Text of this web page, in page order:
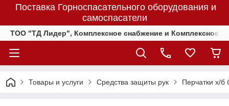
Поставка Горноспасательного оборудования и
самоспасатели
ТОО "ТД Лидер", Комплексное снабжение и Комплексное
Товары и услуги Средства защиты рук Перчатки х/б